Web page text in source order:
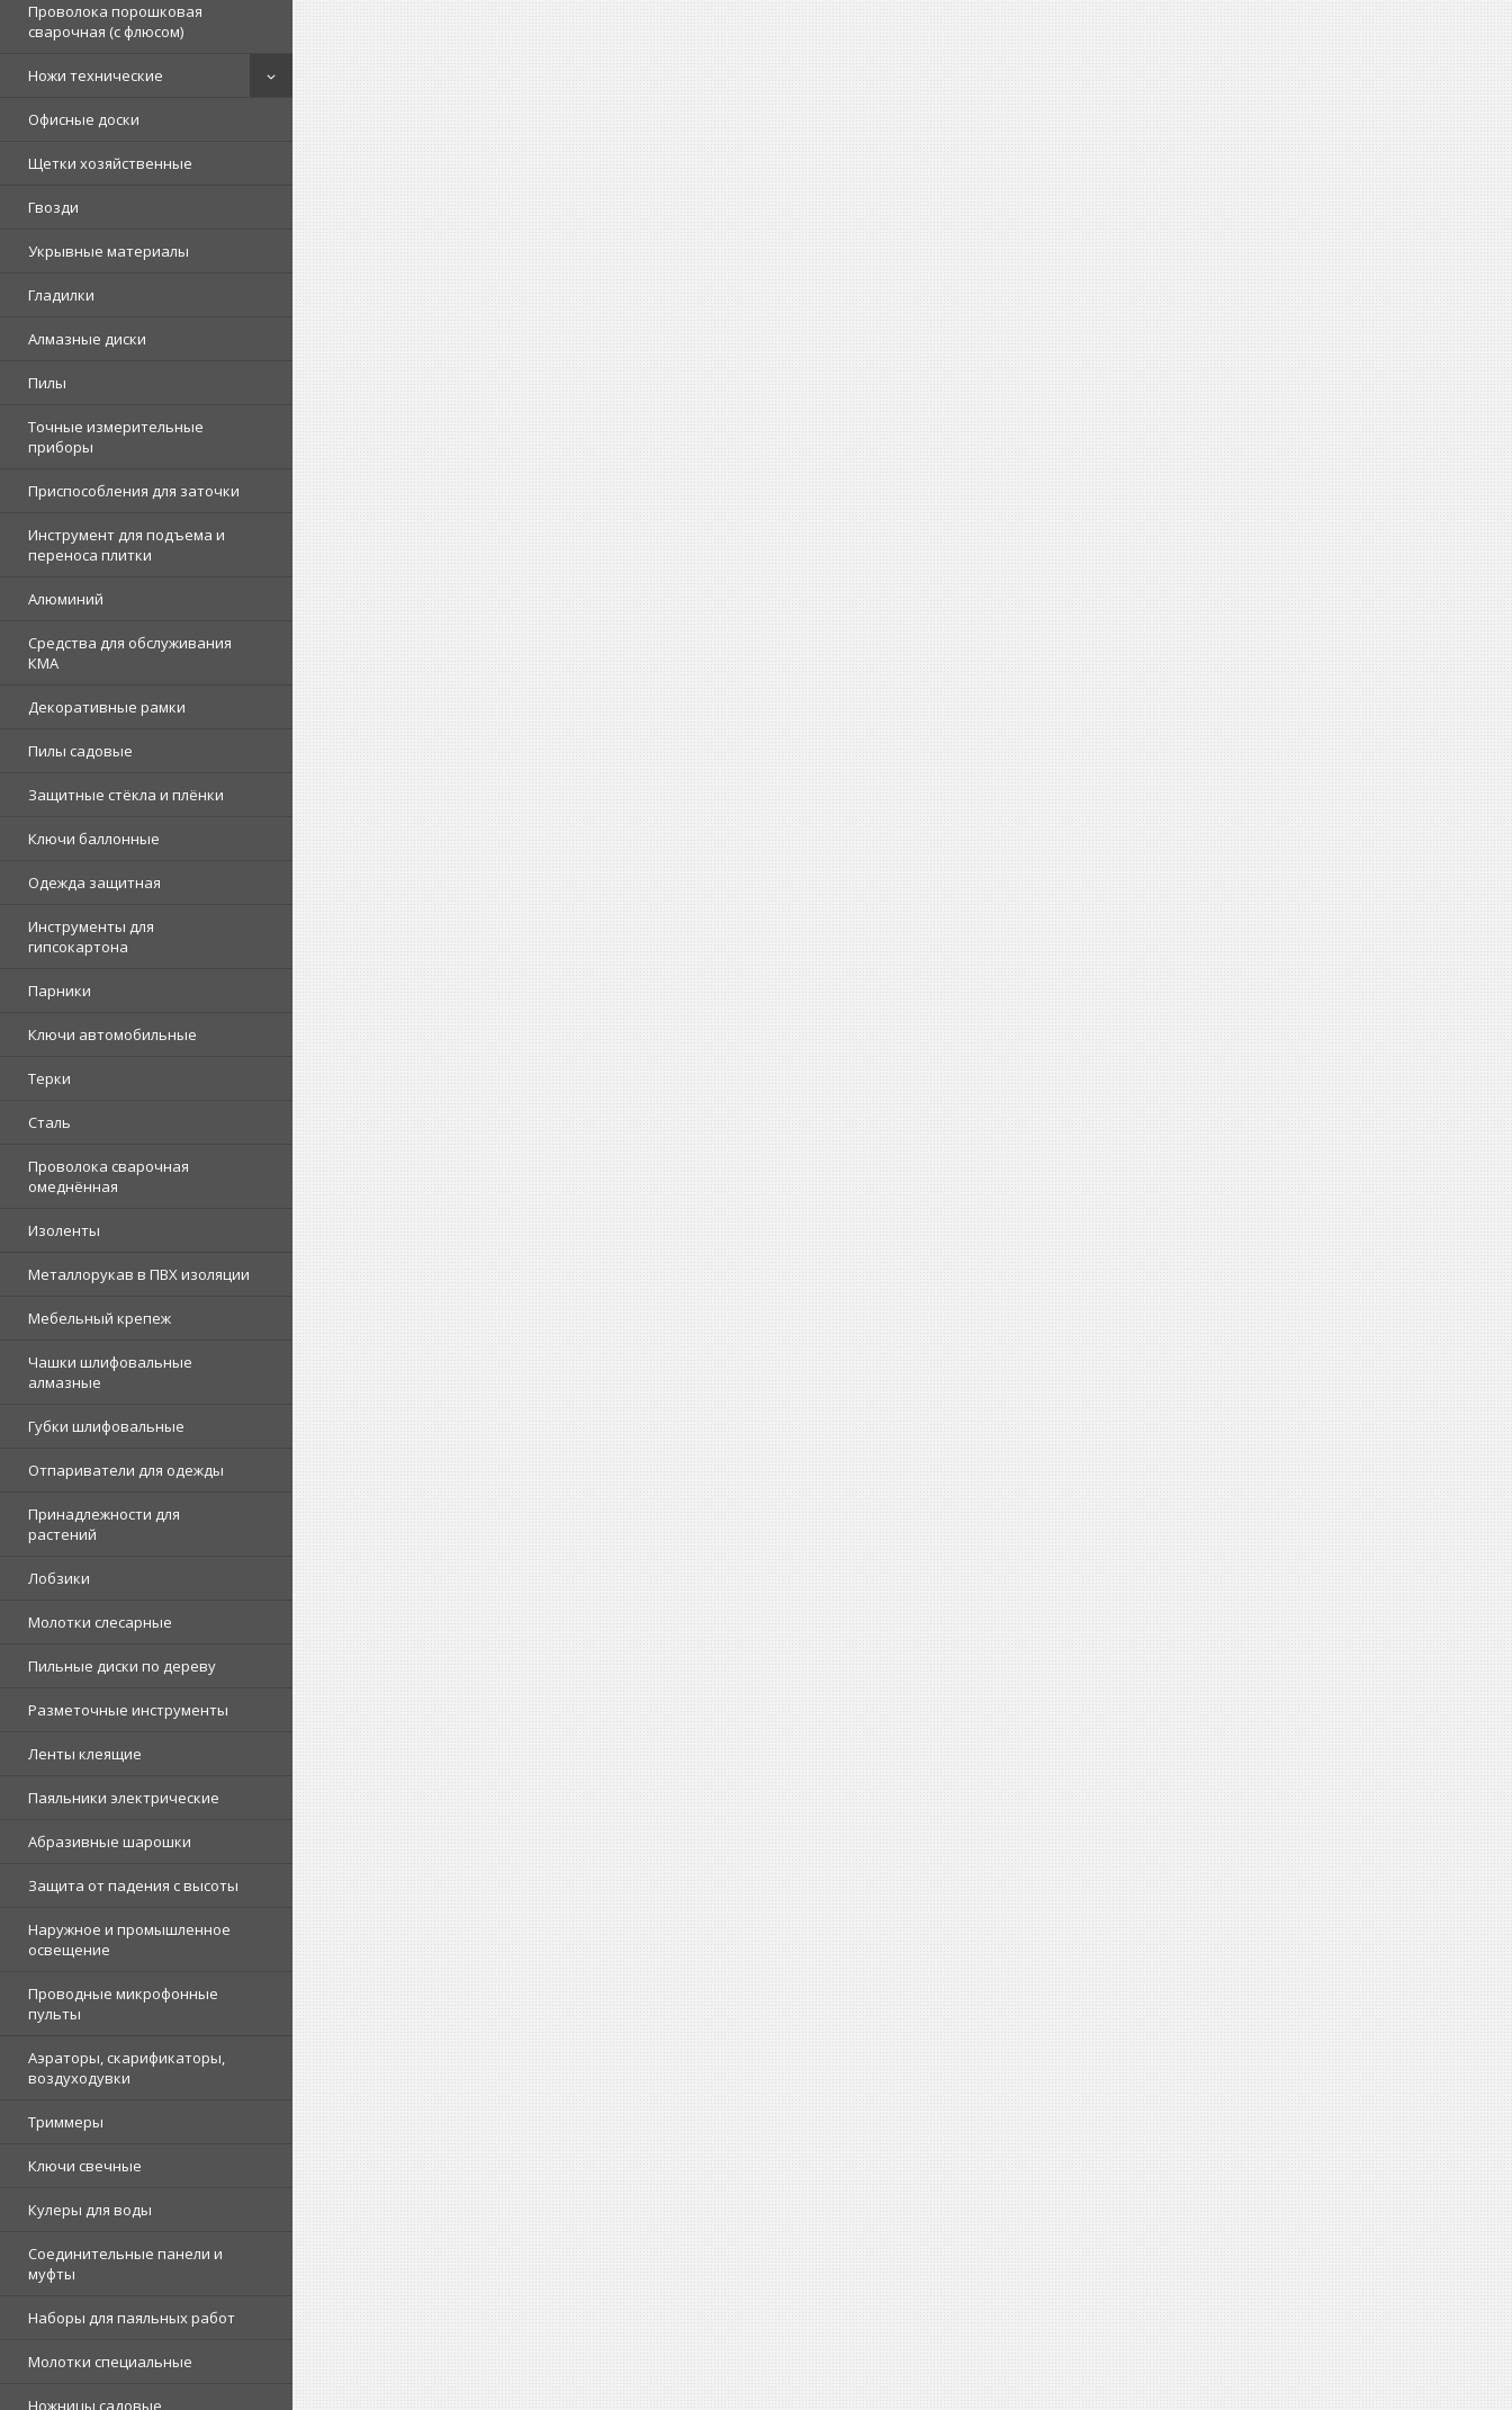
Проволока порошковая
сварочная (с флюсом)
Ножи технические
Офисные доски
Щетки хозяйственные
Гвозди
Укрывные материалы
Гладилки
Алмазные диски
Пилы
Точные измерительные
приборы
Приспособления для заточки
Инструмент для подъема и
переноса плитки
Алюминий
Средства для обслуживания
КМА
Декоративные рамки
Пилы садовые
Защитные стёкла и плёнки
Ключи баллонные
Одежда защитная
Инструменты для
гипсокартона
Парники
Ключи автомобильные
Терки
Сталь
Проволока сварочная
омеднённая
Изоленты
Металлорукав в ПВХ изоляции
Мебельный крепеж
Чашки шлифовальные
алмазные
Губки шлифовальные
Отпариватели для одежды
Принадлежности для
растений
Лобзики
Молотки слесарные
Пильные диски по дереву
Разметочные инструменты
Ленты клеящие
Паяльники электрические
Абразивные шарошки
Защита от падения с высоты
Наружное и промышленное
освещение
Проводные микрофонные
пульты
Аэраторы, скарификаторы,
воздуходувки
Триммеры
Ключи свечные
Кулеры для воды
Соединительные панели и
муфты
Наборы для паяльных работ
Молотки специальные
Ножницы садовые